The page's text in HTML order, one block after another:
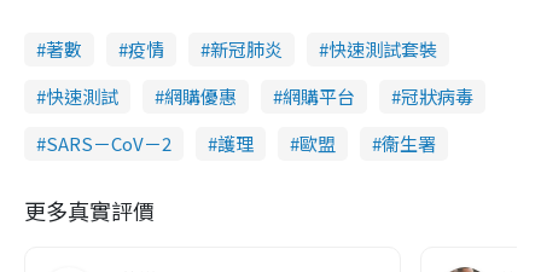
著數 疫情 新冠肺炎
快速測試套裝
快速測試
網購優惠 網購平台
冠狀病毒
SARS－CoV－2
護理 歐盟 衞生署
更多真實評價